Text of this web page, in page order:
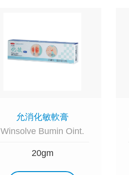
允消化敏軟膏
Winsolve Bumin Oint.
20gm